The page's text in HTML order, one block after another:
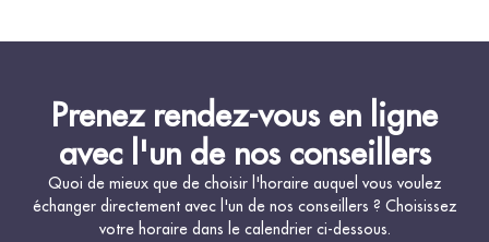
Prenez rendez-vous en ligne
avec l'un de nos conseillers
Quoi de mieux que de choisir l'horaire auquel vous voulez
échanger directement avec l'un de nos conseillers ? Choisissez
votre horaire dans le calendrier ci-dessous.